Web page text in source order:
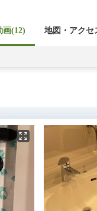
画(12) 地図・アクセ